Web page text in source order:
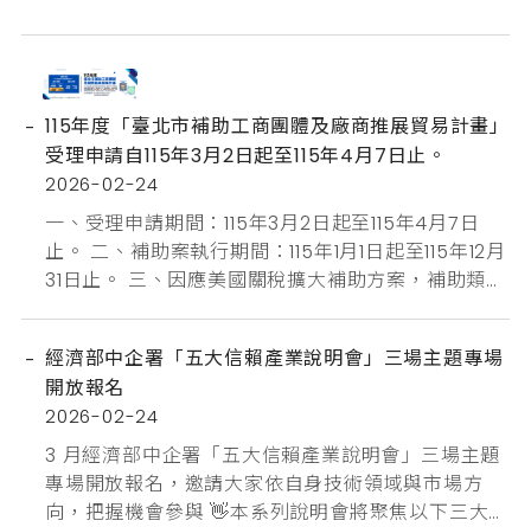
115年度「臺北市補助工商團體及廠商推展貿易計畫」
受理申請自115年3月2日起至115年4月7日止。
2026-02-24
一、受理申請期間：115年3月2日起至115年4月7日
止。 二、補助案執行期間：115年1月1日起至115年12月
31日止。 三、因應美國關稅擴大補助方案，補助類
體：指依工業團體法、商業團體法及其他相關法令於
本市立案且稅籍所在地登記於本市之工商團體，但不
包括政府機關、學校、政黨、行政法人等機構及其所
屬單位...
經濟部中企署「五大信賴產業說明會」三場主題專場
開放報名
2026-02-24
3 月經濟部中企署「五大信賴產業說明會」三場主題
專場開放報名，邀請大家依自身技術領域與市場方
向，把握機會參與 👋本系列說明會將聚焦以下三大重